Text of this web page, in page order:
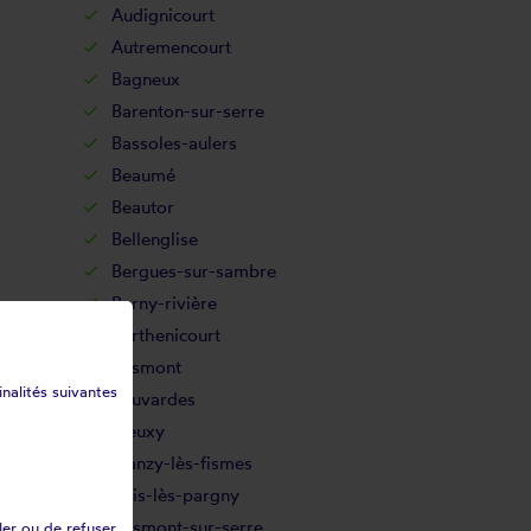
Audignicourt
Autremencourt
Bagneux
Barenton-sur-serre
Bassoles-aulers
Beaumé
Beautor
Bellenglise
Bergues-sur-sambre
Berny-rivière
Berthenicourt
Besmont
Beuvardes
Bieuxy
Blanzy-lès-fismes
Bois-lès-pargny
suivantes